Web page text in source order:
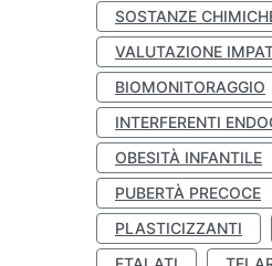
SOSTANZE
VALUTAZIONE
BIOMONITORAGGIO
INTERFERENTI
OBESITÀ INFANTILE
PUBERTÀ PRECOCE
PLASTICIZZANTI